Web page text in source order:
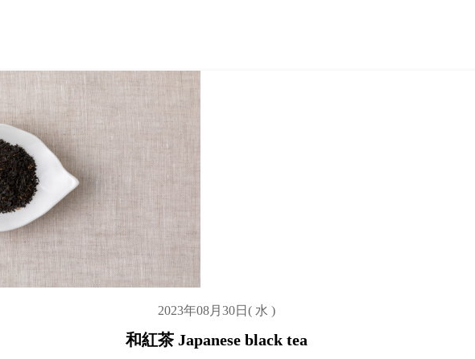
2023年08月30日( 水 )
和紅茶 Japanese black tea